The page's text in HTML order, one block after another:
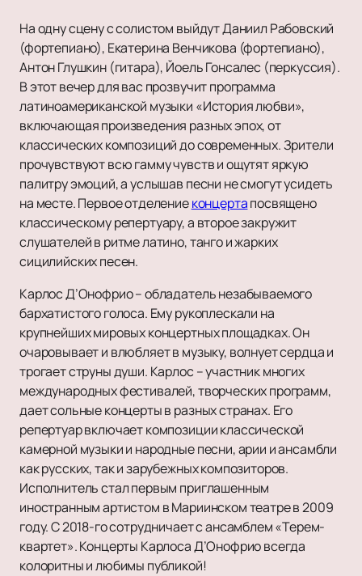
На одну сцену с солистом выйдут Даниил Рабовский
(фортепиано), Екатерина Венчикова (фортепиано),
Антон Глушкин (гитара), Йоель Гонсалес (перкуссия).
В этот вечер для вас прозвучит программа
латиноамериканской музыки «История любви»,
включающая произведения разных эпох, от
классических композиций до современных. Зрители
прочувствуют всю гамму чувств и ощутят яркую
палитру эмоций, а услышав песни не смогут усидеть
на месте. Первое отделениеконцертапосвящено
классическому репертуару, а второе закружит
слушателей в ритме латино, танго и жарких
сицилийских песен.
Карлос Д’Онофрио – обладатель незабываемого
бархатистого голоса. Ему рукоплескали на
крупнейших мировых концертных площадках. Он
очаровывает и влюбляет в музыку, волнует сердца и
трогает струны души. Карлос – участник многих
международных фестивалей, творческих программ,
дает сольные концерты в разных странах. Его
репертуар включает композиции классической
камерной музыки и народные песни, арии и ансамбли
как русских, так и зарубежных композиторов.
Исполнитель стал первым приглашенным
иностранным артистом в Мариинском театре в 2009
году. С 2018-го сотрудничает с ансамблем «Терем-
квартет». Концерты Карлоса Д’Онофрио всегда
колоритны и любимы публикой!